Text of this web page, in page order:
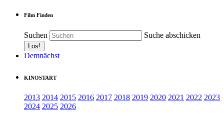
Film Finden
Suchen Suche abschicken
Demnächst
KINOSTART
2013 2014 2015 2016 2017 2018 2019 2020 2021 2022 2023
2024 2025 2026